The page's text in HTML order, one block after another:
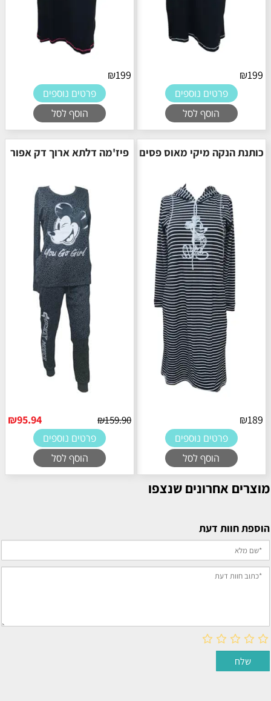
₪199
פרטים נוספים
הוסף לסל
₪199
פרטים נוספים
הוסף לסל
כותנת הנקה מיקי מאוס פסים
₪189
פרטים נוספים
הוסף לסל
פיז'מה דלתא ארוך דק אפור
₪159.90
₪95.94
פרטים נוספים
הוסף לסל
מוצרים אחרונים שנצפו
הוספת חוות דעת